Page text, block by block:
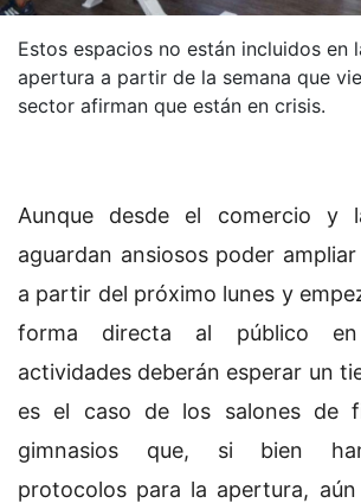
Estos espacios no están incluidos en
apertura a partir de la semana que
sector afirman que están en crisis.
Aunque desde el comercio y
aguardan ansiosos poder
a partir del próximo lunes y
forma directa al público
actividades deberán esperar un
es el caso de los salones de
gimnasios que, si bien
protocolos para la apertura,